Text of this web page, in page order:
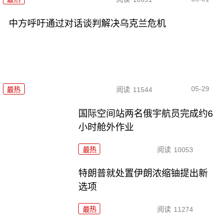
中方呼吁通过对话谈判解决乌克兰危机
最热 阅读 11544 05-29
国际空间站两名俄宇航员完成约6
小时舱外作业
最热 阅读 10053
特朗普就处置伊朗浓缩铀提出新
选项
最热 阅读 11274